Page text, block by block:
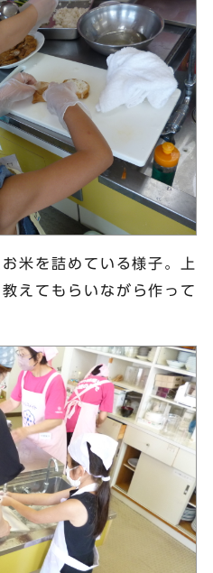
米を詰めている様子。上
えてもらいながら作って